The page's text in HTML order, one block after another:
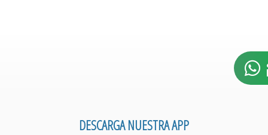
DESCARGA NUESTRA APP